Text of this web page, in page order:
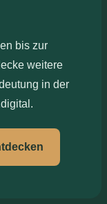
bis zur
weitere
in der